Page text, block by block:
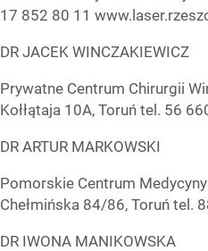
17 852 80 11
DR JACEK WINCZAKIEWICZ
Prywatne Centrum Chirurgii
Kołłątaja 10A, Toruń tel. 56
DR ARTUR MARKOWSKI
Pomorskie Centrum
Chełmińska 84/86, Toruń tel.
DR IWONA MANIKOWSKA